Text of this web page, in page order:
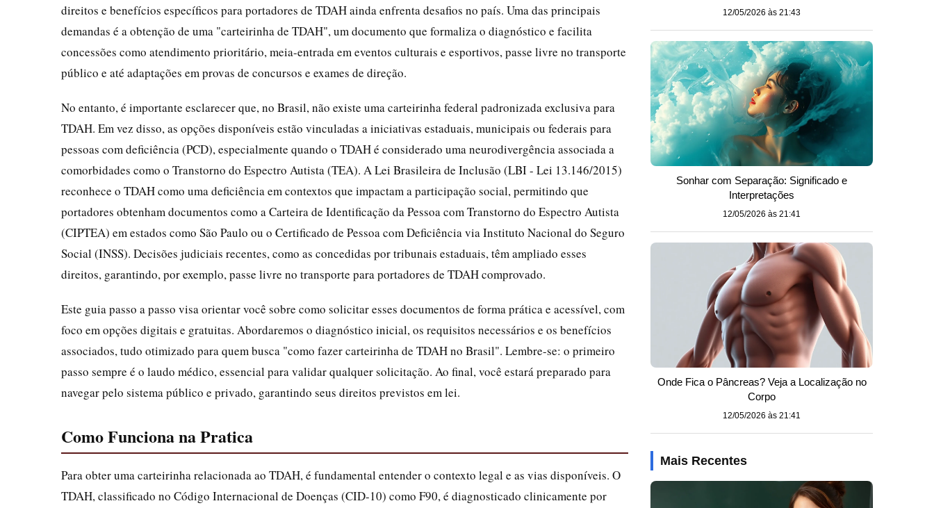
direitos e benefícios específicos para portadores de TDAH ainda enfrenta desafios no país. Uma das principais
demandas é a obtenção de uma "carteirinha de TDAH", um documento que formaliza o diagnóstico e facilita
concessões como atendimento prioritário, meia-entrada em eventos culturais e esportivos, passe livre no transporte
público e até adaptações em provas de concursos e exames de direção.
No entanto, é importante esclarecer que, no Brasil, não existe uma carteirinha federal padronizada exclusiva para
TDAH. Em vez disso, as opções disponíveis estão vinculadas a iniciativas estaduais, municipais ou federais para
pessoas com deficiência (PCD), especialmente quando o TDAH é considerado uma neurodivergência associada a
comorbidades como o Transtorno do Espectro Autista (TEA). A Lei Brasileira de Inclusão (LBI - Lei 13.146/2015)
reconhece o TDAH como uma deficiência em contextos que impactam a participação social, permitindo que
portadores obtenham documentos como a Carteira de Identificação da Pessoa com Transtorno do Espectro Autista
(CIPTEA) em estados como São Paulo ou o Certificado de Pessoa com Deficiência via Instituto Nacional do Seguro
Social (INSS). Decisões judiciais recentes, como as concedidas por tribunais estaduais, têm ampliado esses
direitos, garantindo, por exemplo, passe livre no transporte para portadores de TDAH comprovado.
Este guia passo a passo visa orientar você sobre como solicitar esses documentos de forma prática e acessível, com
foco em opções digitais e gratuitas. Abordaremos o diagnóstico inicial, os requisitos necessários e os benefícios
associados, tudo otimizado para quem busca "como fazer carteirinha de TDAH no Brasil". Lembre-se: o primeiro
passo sempre é o laudo médico, essencial para validar qualquer solicitação. Ao final, você estará preparado para
navegar pelo sistema público e privado, garantindo seus direitos previstos em lei.
Como Funciona na Pratica
Para obter uma carteirinha relacionada ao TDAH, é fundamental entender o contexto legal e as vias disponíveis. O
TDAH, classificado no Código Internacional de Doenças (CID-10) como F90, é diagnosticado clinicamente por
12/05/2026 às 21:43
Sonhar com Separação: Significado e
Interpretações
12/05/2026 às 21:41
Onde Fica o Pâncreas? Veja a Localização no
Corpo
12/05/2026 às 21:41
Mais Recentes